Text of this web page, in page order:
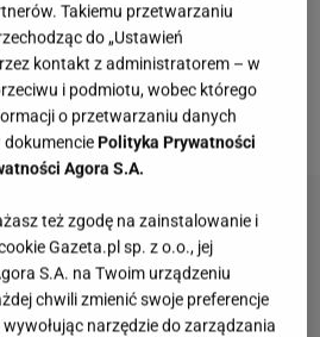
i nie zrujnuje domowego
łazanki z kapustą i
pamiętaj jednak, żeby
co pozbywać się smaku?
Takiemu przetwarzaniu
do „Ustawień
kontakt z administratorem – w
i podmiotu, wobec którego
o przetwarzaniu danych
Polityka Prywatności
Agora S.A.
też zgodę na zainstalowanie i
Gazeta.pl sp. z o.o., jej
S.A. na Twoim urządzeniu
chwili zmienić swoje preferencje
narzędzie do zarządzania